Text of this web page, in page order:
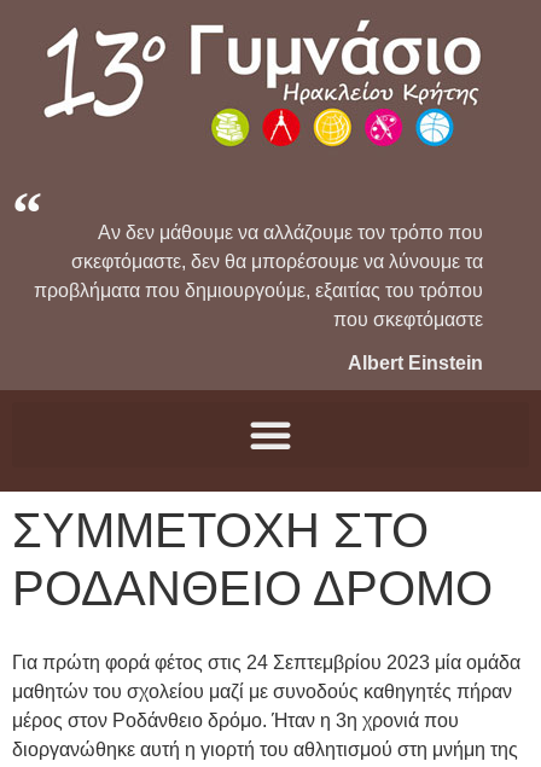
Αν δεν μάθουμε να αλλάζουμε τον τρόπο που
σκεφτόμαστε, δεν θα μπορέσουμε να λύνουμε τα
προβλήματα που δημιουργούμε, εξαιτίας του τρόπου
που σκεφτόμαστε
Albert Einstein
ΣΥΜΜΕΤΟΧΗ ΣΤΟ
ΡΟΔΑΝΘΕΙΟ ΔΡΟΜΟ
Για πρώτη φορά φέτος στις 24 Σεπτεμβρίου 2023 μία ομάδα
μαθητών του σχολείου μαζί με συνοδούς καθηγητές πήραν
μέρος στον Ροδάνθειο δρόμο. Ήταν η 3η χρονιά που
διοργανώθηκε αυτή η γιορτή του αθλητισμού στη μνήμη της